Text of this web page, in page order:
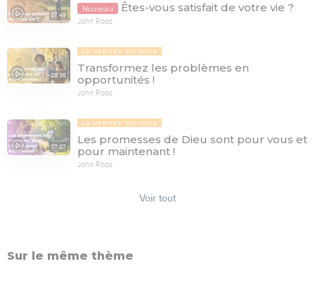
07:49
Nouveau Êtes-vous satisfait de votre vie ?
John Roos
08:36
LA PENSÉE DU JOUR
Transformez les problèmes en
opportunités !
John Roos
07:07
LA PENSÉE DU JOUR
Les promesses de Dieu sont pour vous et
pour maintenant !
John Roos
Voir tout
Sur le même thème